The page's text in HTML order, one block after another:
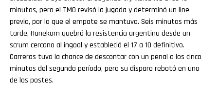
minutos, pero el TMO revisó la jugada y determinó un line
previo, por lo que el empate se mantuvo. Seis minutos más
tarde, Hanekom quebró la resistencia argentina desde un
scrum cercano al ingoal y estableció el 17 a 10 definitivo.
Carreras tuvo la chance de descontar con un penal a los cinco
minutos del segundo período, pero su disparo rebotó en uno
de los postes.